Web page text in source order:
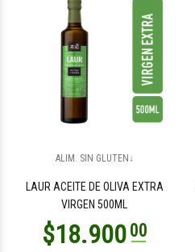
ALIM. SIN GLUTEN↓
LAUR ACEITE DE OLIVA EXTRA
VIRGEN 500ML